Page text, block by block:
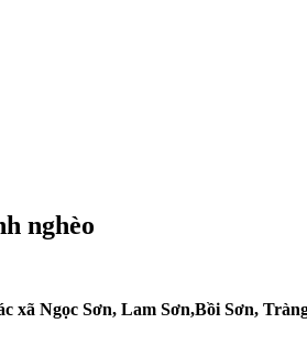
nghèo
xã Ngọc Sơn, Lam Sơn,Bồi Sơn,